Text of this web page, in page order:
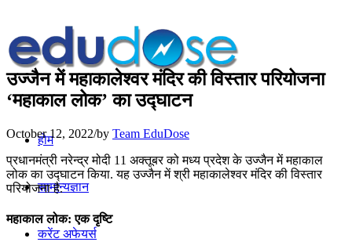
होम
सामान्यज्ञान
करेंट अफेयर्स
उज्जैन में महाकालेश्वर मंदिर की विस्तार परियोजना
‘महाकाल लोक’ का उद्घाटन
October 12, 2022/by Team EduDose
प्रधानमंत्री नरेन्द्र मोदी 11 अक्तूबर को मध्य प्रदेश के उज्जैन में महाकाल
लोक का उद्घाटन किया. यह उज्जैन में श्री महाकालेश्वर मंदिर की विस्तार
परियोजना है.
महाकाल लोक: एक दृष्टि